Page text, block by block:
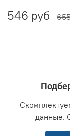
546 руб
данные.